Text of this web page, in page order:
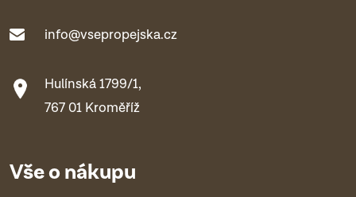
info@vsepropejska.cz
Hulínská 1799/1,
767 01 Kroměříž
Vše o nákupu